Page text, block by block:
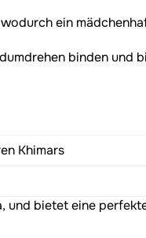
ein
binden und
Khimars
und bietet eine